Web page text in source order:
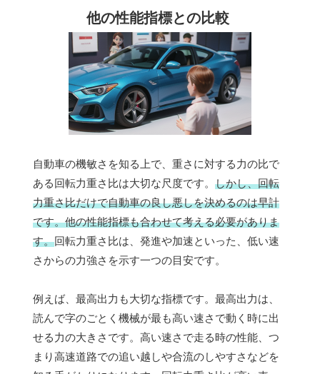
他の性能指標との比較
自動車の機敏さを知る上で、重さに対する力の比で
ある回転力重さ比は大切な尺度です。 しかし、回転
力重さ比だけで自動車の良し悪しを決めるのは早計
です。他の性能指標も合わせて考える必要がありま
す。回転力重さ比は、発進や加速といった、低い速
さからの力強さを示す一つの目安です。
例えば、最高出力も大切な指標です。最高出力は、
読んで字のごとく機械が最も高い速さで動く時に出
せる力の大きさです。高い速さで走る時の性能、つ
まり高速道路での追い越しや合流のしやすさなどを